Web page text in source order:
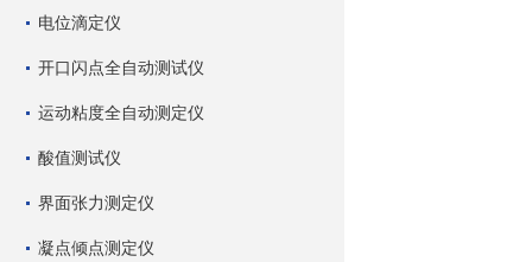
电位滴定仪
开口闪点全自动测试仪
运动粘度全自动测定仪
酸值测试仪
界面张力测定仪
凝点倾点测定仪